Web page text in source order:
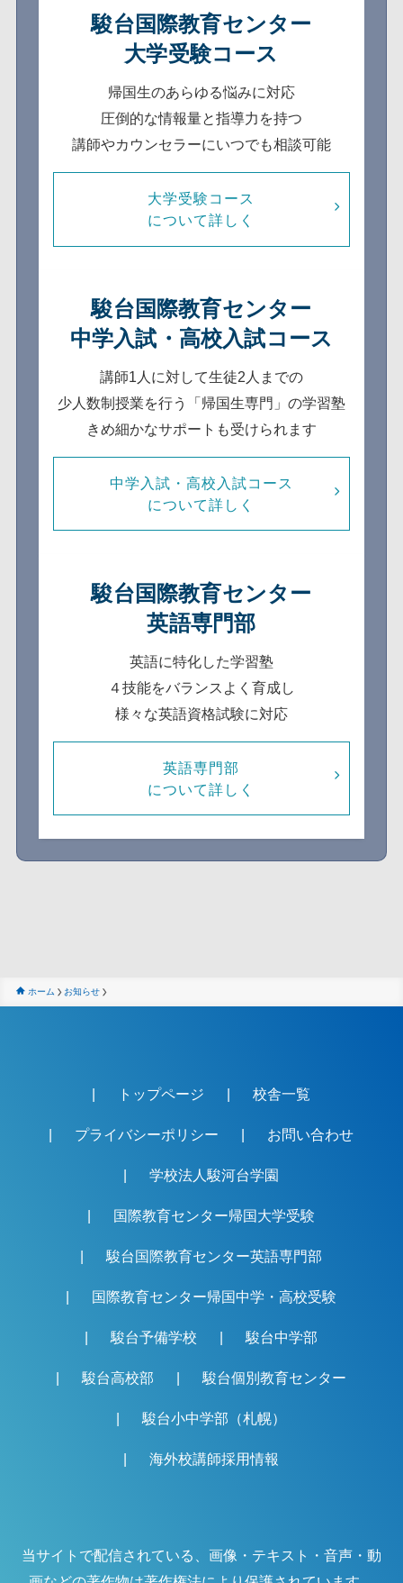
駿台国際教育センター
大学受験コース
帰国生のあらゆる悩みに対応
圧倒的な情報量と指導力を持つ
講師やカウンセラーにいつでも相談可能
大学受験コース
について詳しく
駿台国際教育センター
中学入試・高校入試コース
講師1人に対して生徒2人までの
少人数制授業を行う「帰国生専門」の学習塾
きめ細かなサポートも受けられます
中学入試・高校入試コース
について詳しく
駿台国際教育センター
英語専門部
英語に特化した学習塾
４技能をバランスよく育成し
様々な英語資格試験に対応
英語専門部
について詳しく
ホーム お知らせ
トップページ 校舎一覧
プライバシーポリシー お問い合わせ
学校法人駿河台学園
国際教育センター帰国大学受験
駿台国際教育センター英語専門部
国際教育センター帰国中学・高校受験
駿台予備学校 駿台中学部
駿台高校部 駿台個別教育センター
駿台小中学部（札幌）
海外校講師採用情報
当サイトで配信されている、画像・テキスト・音声・動